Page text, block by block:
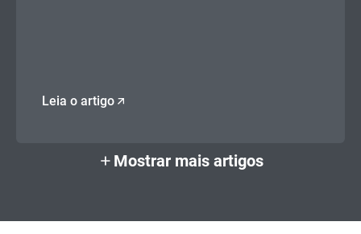
Leia o artigo
Mostrar mais artigos